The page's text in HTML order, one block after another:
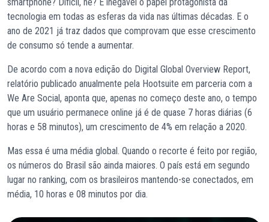
tecnologia em todas as esferas da vida nas últimas décadas. E o
ano de 2021 já traz dados que comprovam que esse crescimento
de consumo só tende a aumentar.
De acordo com a nova edição do Digital Global Overview Report,
relatório publicado anualmente pela Hootsuite em parceria com a
We Are Social, aponta que, apenas no começo deste ano, o tempo
que um usuário permanece online já é de quase 7 horas diárias (6
horas e 58 minutos), um crescimento de 4% em relação a 2020.
Mas essa é uma média global. Quando o recorte é feito por região,
os números do Brasil são ainda maiores. O país está em segundo
lugar no ranking, com os brasileiros mantendo-se conectados, em
média, 10 horas e 08 minutos por dia.